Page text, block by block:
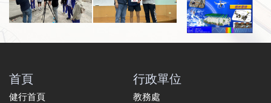
首頁
健行首頁
行政單位
教務處